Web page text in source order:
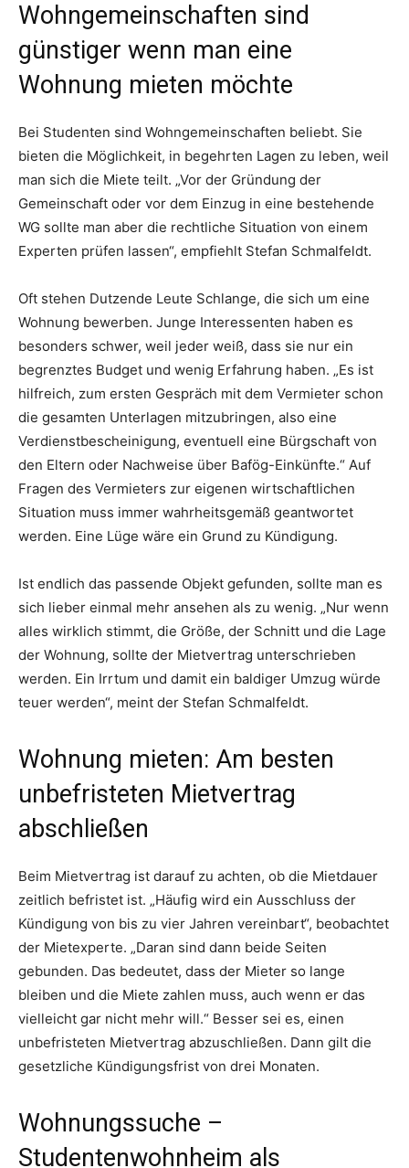
Wohngemeinschaften sind
günstiger wenn man eine
Wohnung mieten möchte
Bei Studenten sind Wohngemeinschaften beliebt. Sie
bieten die Möglichkeit, in begehrten Lagen zu leben, weil
man sich die Miete teilt. „Vor der Gründung der
Gemeinschaft oder vor dem Einzug in eine bestehende
WG sollte man aber die rechtliche Situation von einem
Experten prüfen lassen“, empfiehlt Stefan Schmalfeldt.
Oft stehen Dutzende Leute Schlange, die sich um eine
Wohnung bewerben. Junge Interessenten haben es
besonders schwer, weil jeder weiß, dass sie nur ein
begrenztes Budget und wenig Erfahrung haben. „Es ist
hilfreich, zum ersten Gespräch mit dem Vermieter schon
die gesamten Unterlagen mitzubringen, also eine
Verdienstbescheinigung, eventuell eine Bürgschaft von
den Eltern oder Nachweise über Bafög-Einkünfte.“ Auf
Fragen des Vermieters zur eigenen wirtschaftlichen
Situation muss immer wahrheitsgemäß geantwortet
werden. Eine Lüge wäre ein Grund zu Kündigung.
Ist endlich das passende Objekt gefunden, sollte man es
sich lieber einmal mehr ansehen als zu wenig. „Nur wenn
alles wirklich stimmt, die Größe, der Schnitt und die Lage
der Wohnung, sollte der Mietvertrag unterschrieben
werden. Ein Irrtum und damit ein baldiger Umzug würde
teuer werden“, meint der Stefan Schmalfeldt.
Wohnung mieten: Am besten
unbefristeten Mietvertrag
abschließen
Beim Mietvertrag ist darauf zu achten, ob die Mietdauer
zeitlich befristet ist. „Häufig wird ein Ausschluss der
Kündigung von bis zu vier Jahren vereinbart“, beobachtet
der Mietexperte. „Daran sind dann beide Seiten
gebunden. Das bedeutet, dass der Mieter so lange
bleiben und die Miete zahlen muss, auch wenn er das
vielleicht gar nicht mehr will.“ Besser sei es, einen
unbefristeten Mietvertrag abzuschließen. Dann gilt die
gesetzliche Kündigungsfrist von drei Monaten.
Wohnungssuche –
Studentenwohnheim als